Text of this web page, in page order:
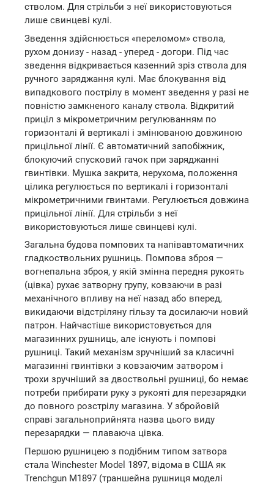
стволом. Для стрільби з неї використовуються
лише свинцеві кулі.
Зведення здійснюється «переломом» ствола,
рухом донизу - назад - уперед - догори. Під час
зведення відкривається казенний зріз ствола для
ручного заряджання кулі. Має блокування від
випадкового пострілу в момент зведення у разі не
повністю замкненого каналу ствола. Відкритий
приціл з мікрометричним регулюванням по
горизонталі й вертикалі і змінюваною довжиною
прицільної лінії. Є автоматичний запобіжник,
блокуючий спусковий гачок при заряджанні
гвинтівки. Мушка закрита, нерухома, положення
цілика регулюється по вертикалі і горизонталі
мікрометричними гвинтами. Регулюється довжина
прицільної лінії. Для стрільби з неї
використовуються лише свинцеві кулі.
Загальна будова помпових та напівавтоматичних
гладкоствольних рушниць. Помпова зброя —
вогнепальна зброя, у якій змінна передня рукоять
(цівка) рухає затворну групу, ковзаючи в разі
механічного впливу на неї назад або вперед,
викидаючи відстріляну гільзу та досилаючи новий
патрон. Найчастіше використовується для
магазинних рушниць, але існують і помпові
рушниці. Такий механізм зручніший за класичні
магазинні гвинтівки з ковзаючим затвором і
трохи зручніший за двоствольні рушниці, бо немає
потреби прибирати руку з рукояті для перезарядки
до повного розстрілу магазина. У збройовій
справі загальноприйнята назва цього виду
перезарядки — плаваюча цівка.
Першою рушницею з подібним типом затвора
стала Winchester Model 1897, відома в США як
Trenchgun М1897 (траншейна рушниця моделі